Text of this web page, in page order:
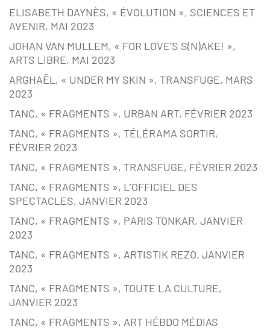
ELISABETH DAYNÈS, « ÉVOLUTION », SCIENCES ET
AVENIR, MAI 2023
JOHAN VAN MULLEM, « FOR LOVE’S S(N)AKE! »,
ARTS LIBRE, MAI 2023
ARGHAËL, « UNDER MY SKIN », TRANSFUGE, MARS
2023
TANC, « FRAGMENTS », URBAN ART, FÉVRIER 2023
TANC, « FRAGMENTS », TÉLÉRAMA SORTIR,
FÉVRIER 2023
TANC, « FRAGMENTS », TRANSFUGE, FÉVRIER 2023
TANC, « FRAGMENTS », L’OFFICIEL DES
SPECTACLES, JANVIER 2023
TANC, « FRAGMENTS », PARIS TONKAR, JANVIER
2023
TANC, « FRAGMENTS », ARTISTIK REZO, JANVIER
2023
TANC, « FRAGMENTS », TOUTE LA CULTURE,
JANVIER 2023
TANC, « FRAGMENTS », ART HÉBDO MÉDIAS